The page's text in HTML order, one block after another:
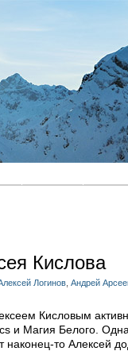
Кислова
Логинов Андрей
Кисловым
и Магия Белого.
то Алексей